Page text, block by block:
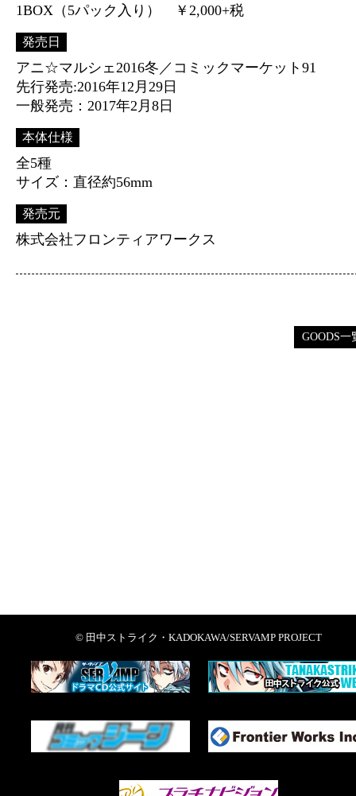
1BOX（5パック入り） ￥2,000+税
発売日
アニ☆マルシェ2016冬／コミックマーケット91
先行発売:2016年12月29日
一般発売：2017年2月8日
本体仕様
全5種
サイズ：直径約56mm
発売元
株式会社フロンティアワークス
GOODS一
© 田中ストライク・KADOKAWA/SERVAMP PROJECT